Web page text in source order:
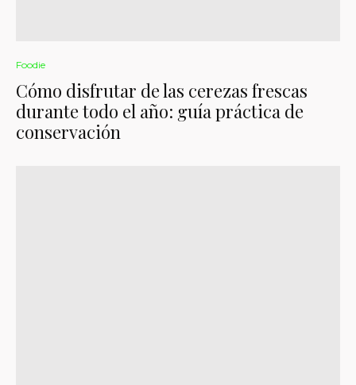
Foodie
Cómo disfrutar de las cerezas frescas
durante todo el año: guía práctica de
conservación